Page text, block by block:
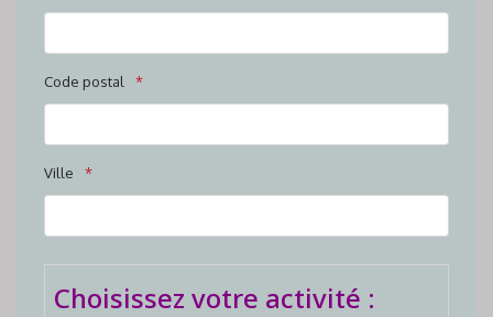
Code postal
Ville
Choisissez votre activité :